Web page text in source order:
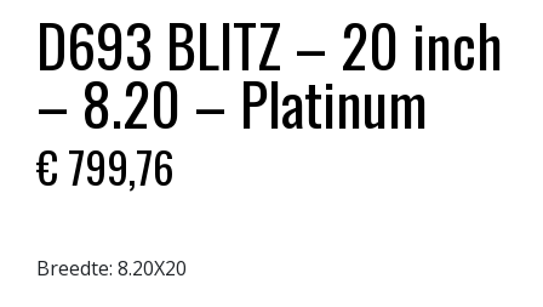
D693 BLITZ – 20 inch
– 8.20 – Platinum
€799,76
Breedte: 8.20X20